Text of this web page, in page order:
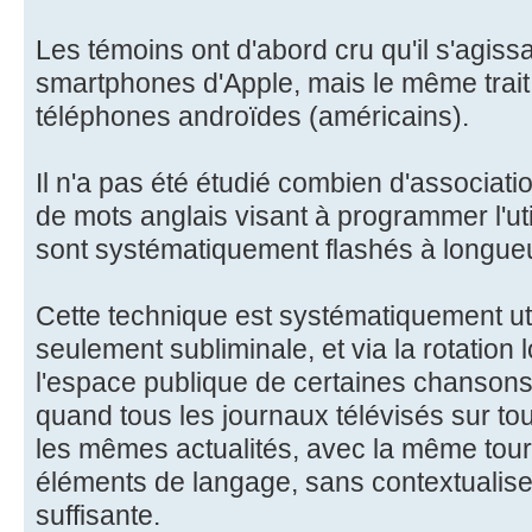
Les témoins ont d'abord cru qu'il
smartphones d'Apple, mais le même
téléphones androïdes (américains).
Il n'a pas été étudié combien
de mots anglais visant à programmer
sont systématiquement flashés à
Cette technique est systématiquement
seulement subliminale, et via la rotation
l'espace publique de certaines
quand tous les journaux télévisés sur
les mêmes actualités, avec la même
éléments de langage, sans
suffisante.